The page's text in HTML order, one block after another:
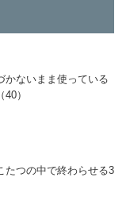
かないまま使っている
）
たつの中で終わらせる3